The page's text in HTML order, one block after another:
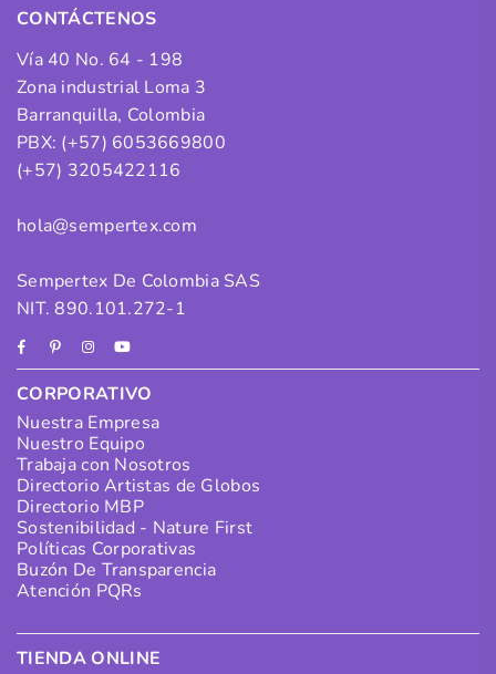
CONTÁCTENOS
Vía 40 No. 64 - 198
Zona industrial Loma 3
Barranquilla, Colombia
PBX: (+57) 6053669800
(+57) 3205422116
hola@sempertex.com
Sempertex De Colombia SAS
NIT. 890.101.272-1
FacebookPinterestInstagram
YouTube
CORPORATIVO
Nuestra Empresa
Nuestro Equipo
Trabaja con Nosotros
Directorio Artistas de Globos
Directorio MBP
Sostenibilidad - Nature First
Políticas Corporativas
Buzón De Transparencia
Atención PQRs
TIENDA ONLINE